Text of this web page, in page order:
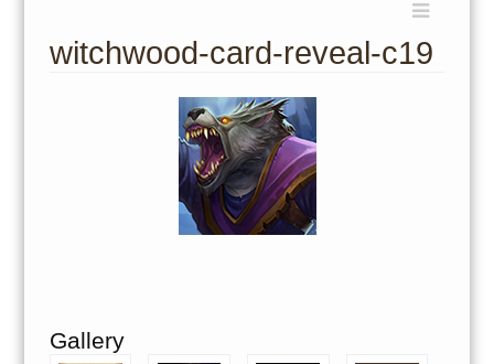
content
witchwood-card-reveal-c19
Gallery